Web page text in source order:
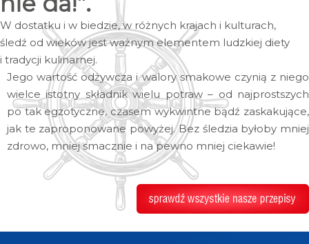
W dostatku i w biedzie, w różnych krajach i kulturach,
śledź od wieków jest ważnym elementem ludzkiej diety
i tradycji kulinarnej.
Jego wartość odżywcza i walory smakowe czynią z niego
wielce istotny składnik wielu potraw – od najprostszych
po tak egzotyczne, czasem wykwintne bądź zaskakujące,
jak te zaproponowane powyżej. Bez śledzia byłoby mniej
zdrowo, mniej smacznie i na pewno mniej ciekawie!